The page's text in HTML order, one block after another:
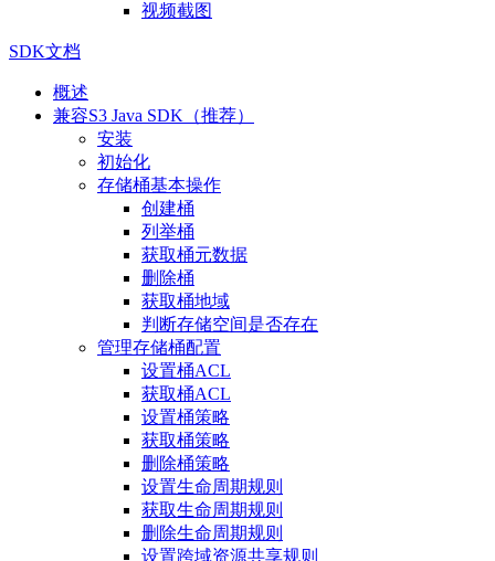
视频截图
SDK文档
概述
兼容S3 Java SDK（推荐）
安装
初始化
存储桶基本操作
创建桶
列举桶
获取桶元数据
删除桶
获取桶地域
判断存储空间是否存在
管理存储桶配置
设置桶ACL
获取桶ACL
设置桶策略
获取桶策略
删除桶策略
设置生命周期规则
获取生命周期规则
删除生命周期规则
设置跨域资源共享规则